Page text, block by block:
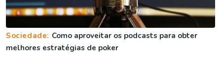
Sociedade: Como aproveitar os podcasts para obter
melhores estratégias de poker